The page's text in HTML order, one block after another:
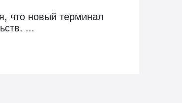
что новый терминал
...